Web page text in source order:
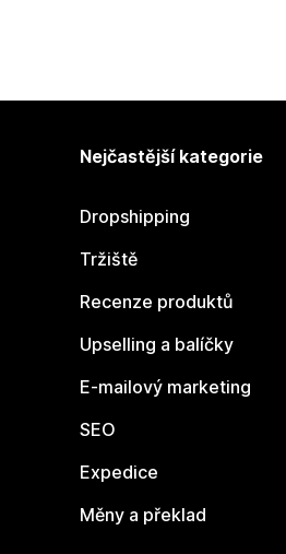
Nejčastější kategorie
Dropshipping
Tržiště
Recenze produktů
Upselling a balíčky
E-mailový marketing
SEO
Expedice
Měny a překlad